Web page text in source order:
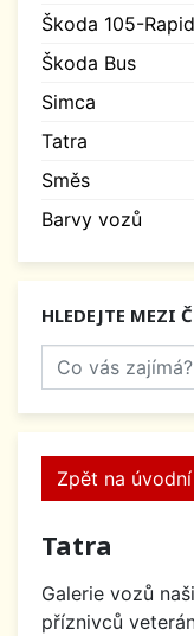
Škoda 105-Rapid
Škoda Bus
Simca
Tatra
Směs
Barvy vozů
HLEDEJTE MEZI
Zpět na
Tatra
Galerie vozů
příznivců